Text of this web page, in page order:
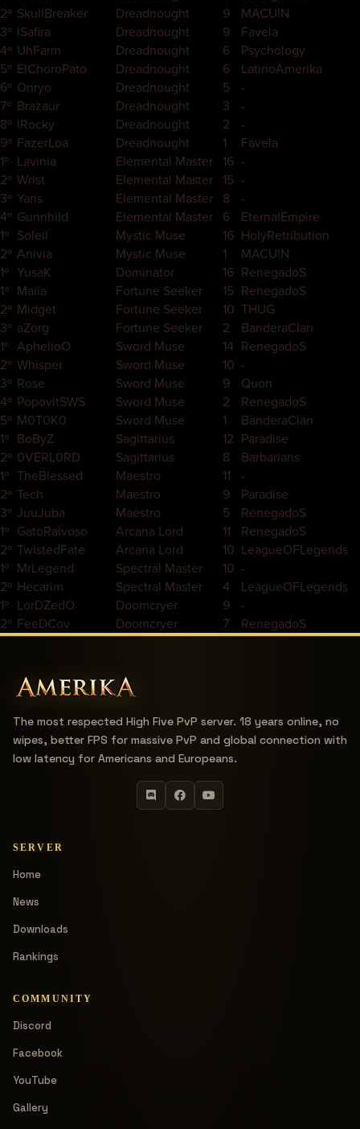
2º SkullBreaker Dreadnought 9
MACU!N
3º lSafira Dreadnought 9
Favela
4º UhFarm Dreadnought 6
Psychology
5º ElChoroPato Dreadnought 6
LatinoAmerika
6º Onryo Dreadnought 5
-
7º Brazaur Dreadnought 3
-
8º lRocky Dreadnought 2
-
9º FazerLoa Dreadnought 1
Favela
1º Lavinia Elemental Master 16 -
2º Wrist Elemental Master 15 -
3º Yaris Elemental Master 8
-
4º Gunnhild Elemental Master 6
EternalEmpire
1º Soleil Mystic Muse 16 HolyRetribution
2º Anivia Mystic Muse 1
MACU!N
1º YusaK Dominator 16 RenegadoS
1º Maiia Fortune Seeker 15 RenegadoS
2º Midget Fortune Seeker 10 THUG
3º aZorg Fortune Seeker 2
BanderaClan
1º AphelioO Sword Muse 14 RenegadoS
2º Whisper Sword Muse 10 -
3º Rose Sword Muse 9
Quon
4º PopovitSWS Sword Muse 2
RenegadoS
5º M0T0K0 Sword Muse 1
BanderaClan
1º BoByZ Sagittarius 12 Paradise
2º 0VERL0RD Sagittarius 8
Barbarians
1º TheBlessed Maestro 11
-
2º Tech Maestro 9
Paradise
3º JuuJuba Maestro 5
RenegadoS
1º GatoRaivoso Arcana Lord 11
RenegadoS
2º TwistedFate Arcana Lord 10 LeagueOFLegends
1º MrLegend Spectral Master 10 -
2º Hecarim Spectral Master 4
LeagueOFLegends
1º LorDZedO Doomcryer 9
-
2º FeeDCov Doomcryer 7 RenegadoS
The most respected High Five PvP server. 18 years online, no
wipes, better FPS for massive PvP and global connection with
low latency for Americans and Europeans.
SERVER
Home
News
Downloads
Rankings
COMMUNITY
Discord
Facebook
YouTube
Gallery